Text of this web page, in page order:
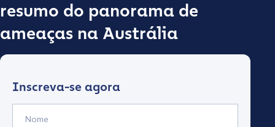
resumo do panorama de
ameaças na Austrália
Inscreva-se agora